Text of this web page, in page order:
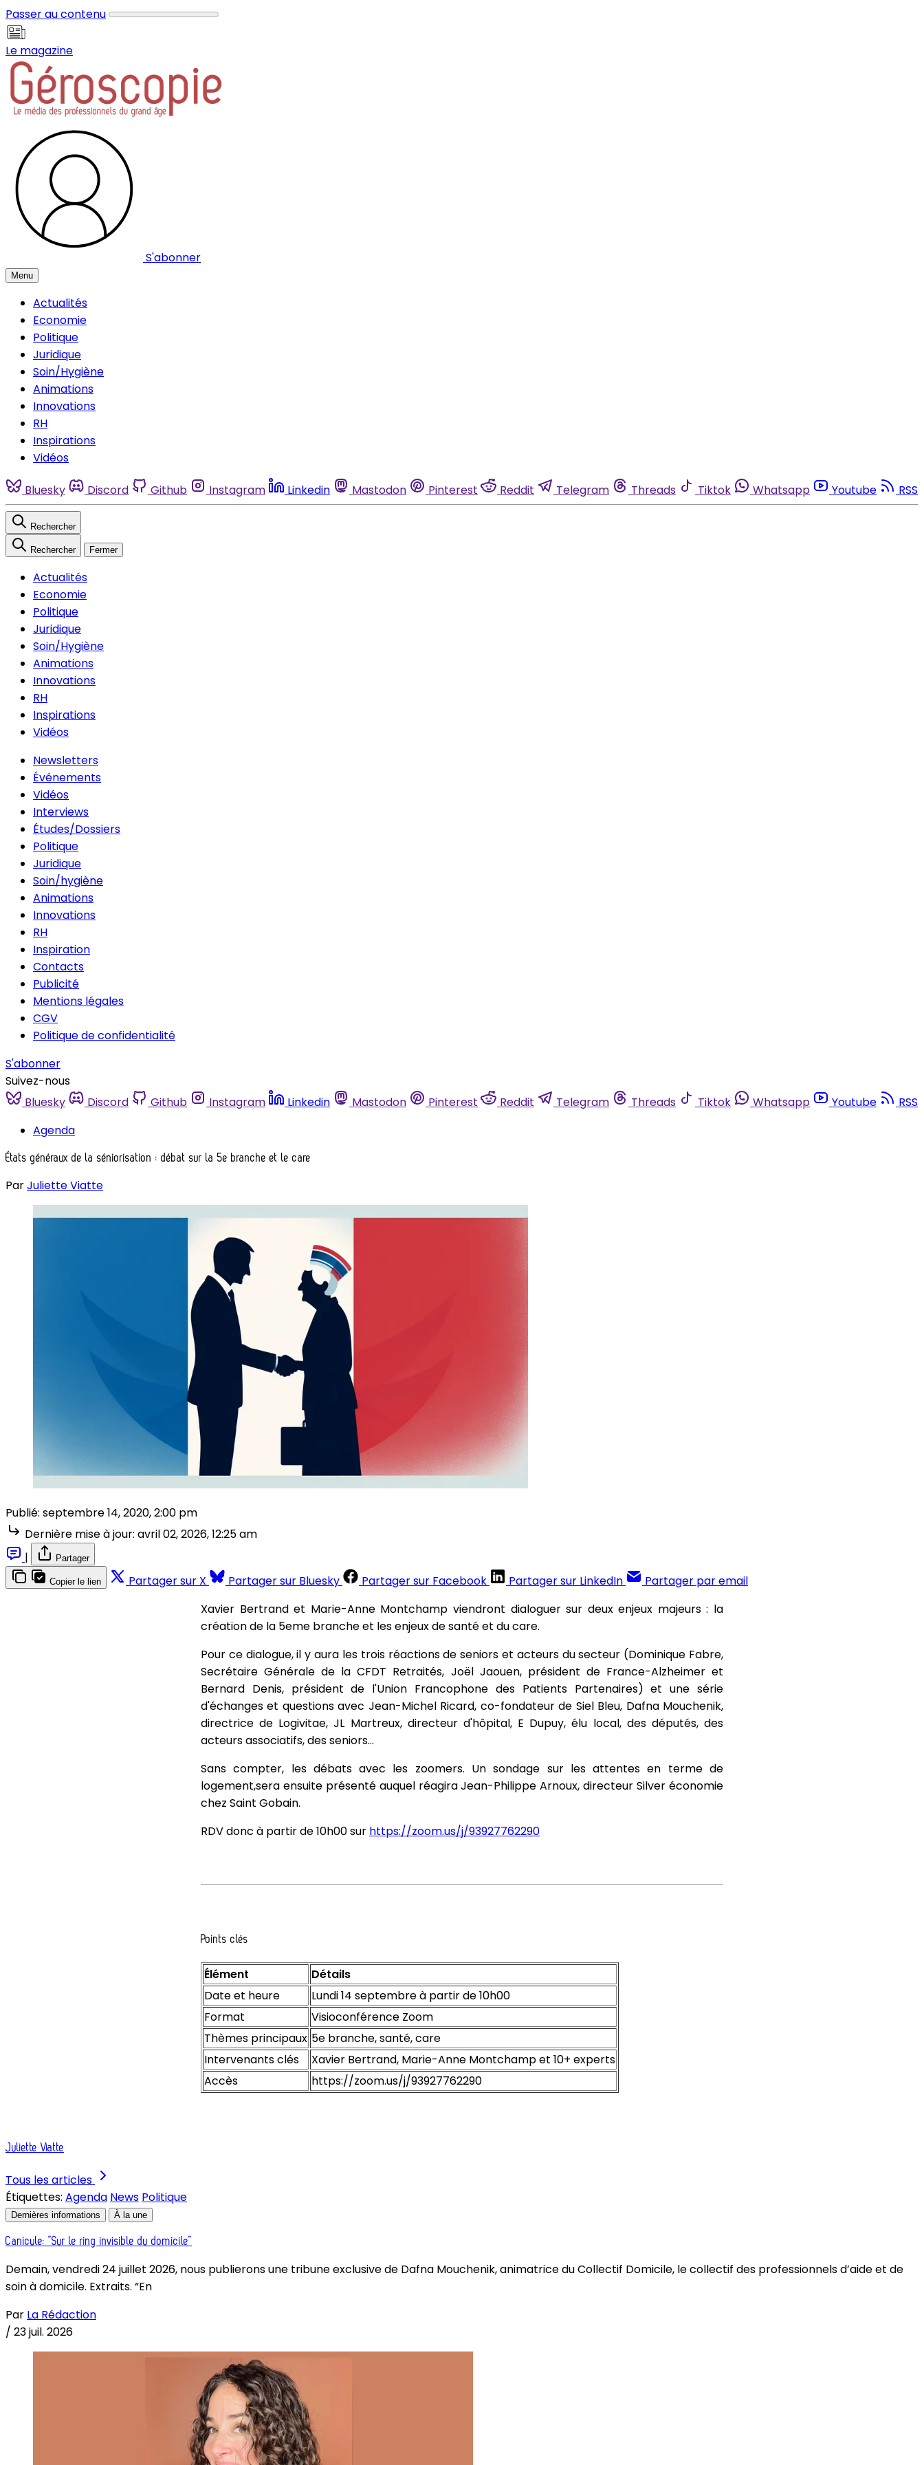
Passer au contenu
Le magazine
S'abonner
Menu
Actualités
Economie
Politique
Juridique
Soin/Hygiène
Animations
Innovations
RH
Inspirations
Vidéos
Bluesky Discord Github Instagram Linkedin Mastodon Pinterest Reddit Telegram Threads Tiktok Whatsapp Youtube RSS
Rechercher
Rechercher Fermer
Actualités
Economie
Politique
Juridique
Soin/Hygiène
Animations
Innovations
RH
Inspirations
Vidéos
Newsletters
Événements
Vidéos
Interviews
Études/Dossiers
Politique
Juridique
Soin/hygiène
Animations
Innovations
RH
Inspiration
Contacts
Publicité
Mentions légales
CGV
Politique de confidentialité
S'abonner
Suivez-nous
Bluesky
Discord Github Instagram Linkedin Mastodon Pinterest Reddit Telegram Threads Tiktok Whatsapp Youtube
RSS
Agenda
États généraux de la séniorisation : débat sur la 5e branche et le care
ParJuliette Viatte
Publié: septembre 14, 2020, 2:00 pm
Dernière mise à jour: avril 02, 2026, 12:25 am
|
Partager
Copier le lien Partager sur X Partager sur Bluesky Partager sur Facebook Partager sur LinkedIn
Partager par email
Xavier Bertrand et Marie-Anne Montchamp viendront dialoguer sur deux enjeux majeurs : la
création de la 5eme branche et les enjeux de santé et du care.
Pour ce dialogue, il y aura les trois réactions de seniors et acteurs du secteur (Dominique Fabre,
Secrétaire Générale de la CFDT Retraités, Joël Jaouen, président de France-Alzheimer et
Bernard Denis, président de l'Union Francophone des Patients Partenaires) et une série
d'échanges et questions avec Jean-Michel Ricard, co-fondateur de Siel Bleu, Dafna Mouchenik,
directrice de Logivitae, JL Martreux, directeur d'hôpital, E Dupuy, élu local, des députés, des
acteurs associatifs, des seniors...
Sans compter, les débats avec les zoomers. Un sondage sur les attentes en terme de
logement,sera ensuite présenté auquel réagira Jean-Philippe Arnoux, directeur Silver économie
chez Saint Gobain.
RDV donc à partir de 10h00 sur https://zoom.us/j/93927762290
Points clés
Élément
Détails
Date et heure
Lundi 14 septembre à partir de 10h00
Format
Visioconférence Zoom
Thèmes principaux 5e branche, santé, care
Intervenants clés
Xavier Bertrand, Marie-Anne Montchamp et 10+ experts
Accès
https://zoom.us/j/93927762290
Juliette Viatte
Tous les articles
Étiquettes: Agenda News Politique
Dernières informations À la une
Canicule: “Sur le ring invisible du domicile”
Demain, vendredi 24 juillet 2026, nous publierons une tribune exclusive de Dafna Mouchenik, animatrice du Collectif Domicile, le collectif des professionnels d’aide et de
soin à domicile. Extraits. “En
Par La Rédaction
/ 23 juil. 2026
Panneau de gestion des cookies